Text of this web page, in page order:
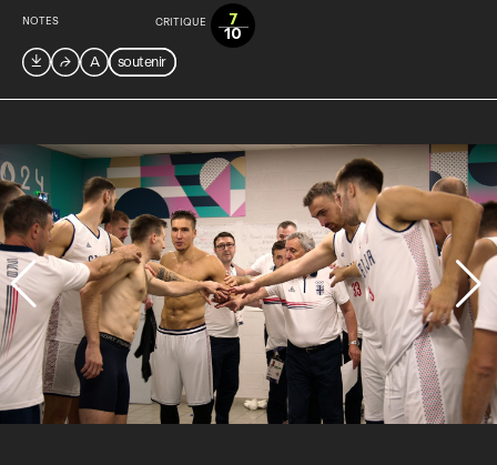
NOTES CRITIQUE 7
10

⮫ A soutenir